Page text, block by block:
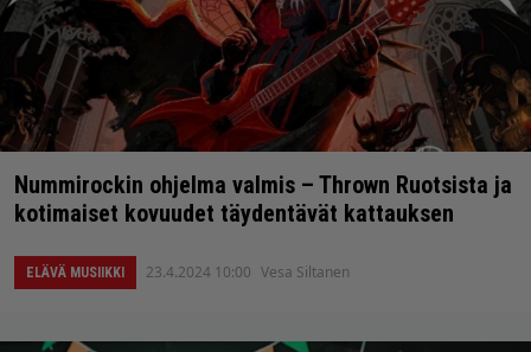
Nummirockin ohjelma valmis – Thrown Ruotsista ja
kotimaiset kovuudet täydentävät kattauksen
ELÄVÄ MUSIIKKI 23.4.2024 10:00 Vesa Siltanen